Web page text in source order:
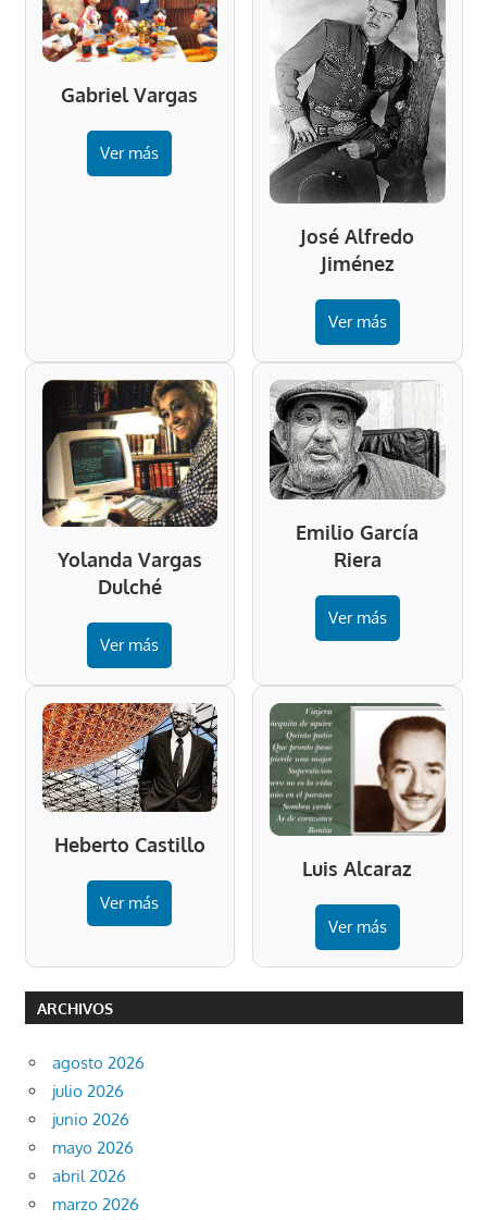
Gabriel Vargas
Ver más
José Alfredo
Jiménez
Ver más
Yolanda Vargas
Dulché
Ver más
Emilio García
Riera
Ver más
Heberto Castillo
Ver más
Luis Alcaraz
Ver más
ARCHIVOS
agosto 2026
julio 2026
junio 2026
mayo 2026
abril 2026
marzo 2026